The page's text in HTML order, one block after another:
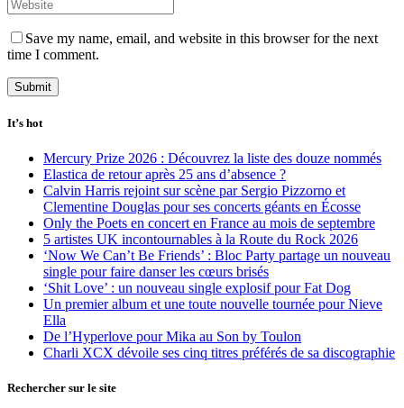
Save my name, email, and website in this browser for the next
time I comment.
It’s hot
Mercury Prize 2026 : Découvrez la liste des douze nommés
Elastica de retour après 25 ans d’absence ?
Calvin Harris rejoint sur scène par Sergio Pizzorno et
Clementine Douglas pour ses concerts géants en Écosse
Only the Poets en concert en France au mois de septembre
5 artistes UK incontournables à la Route du Rock 2026
‘Now We Can’t Be Friends’ : Bloc Party partage un nouveau
single pour faire danser les cœurs brisés
‘Shit Love’ : un nouveau single explosif pour Fat Dog
Un premier album et une toute nouvelle tournée pour Nieve
Ella
De l’Hyperlove pour Mika au Son by Toulon
Charli XCX dévoile ses cinq titres préférés de sa discographie
Rechercher sur le site